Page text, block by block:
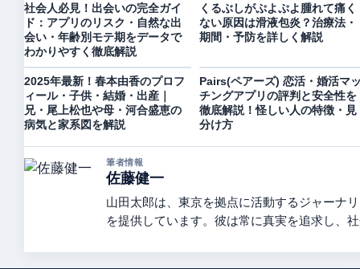
社会人必見！出会いの完全ガイ
ド：アプリのリスク・自然な出
会い・年齢別モテ期をデータで
わかりやすく徹底解説
くるぶしがぷよぷよ腫れて痛く
ない原因は滑液包炎？治療法・
期間・予防を詳しく解説
2025年最新！春本由香のプロフ
ィール・子供・結婚・出産｜
兄・尾上松也や母・河合盛恵の
病気と家系図を解説
Pairs(ペアーズ) 恋活・婚活マ
チングアプリの評判と安全性を
徹底解説！怪しい人の特徴・見
分け方
筆者情報
佐藤健一
山田太郎は、東京を拠点に活動するジャーナ
を提供しています。彼は常に真実を追求し、